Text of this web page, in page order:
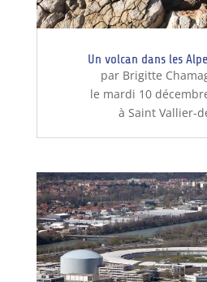
Un volcan dans les
par Brigitte
le mardi 10
à Saint Vallier-